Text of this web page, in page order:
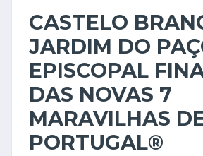
CASTELO
JARDIM DO
EPISCOPAL
DAS NOVAS 7
MARAVILHAS
PORTUGAL®